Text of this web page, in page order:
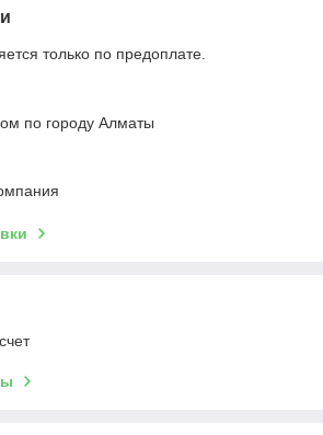
только по предоплате.
по городу Алматы